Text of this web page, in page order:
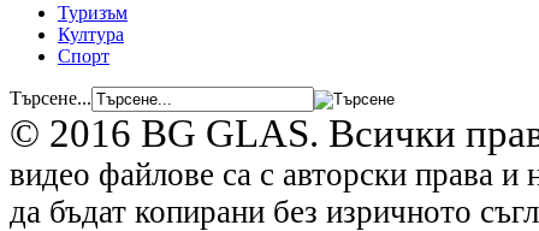
Туризъм
Култура
Спорт
Търсене...
© 2016 BG GLAS. Всички
видео файлове са с авторски права и
да бъдат копирани без изричното